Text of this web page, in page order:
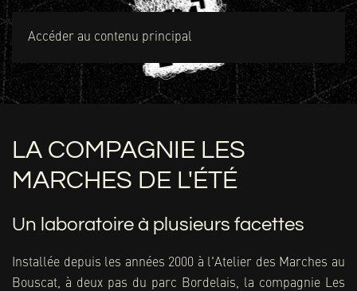
Accéder au contenu principal
MENU
LA COMPAGNIE LES
MARCHES DE L'ÉTÉ
Un laboratoire à plusieurs facettes
Installée depuis les années 2000 à l'Atelier des Marches au
Bouscat, à deux pas du parc Bordelais, la compagnie Les